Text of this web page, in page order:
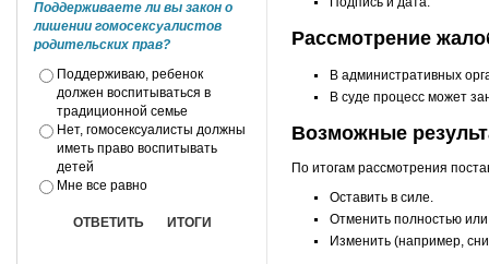
Поддерживаете ли вы закон о
лишении гомосексуалистов
родительских прав?
Поддерживаю, ребенок
должен воспитываться в
традиционной семье
Нет, гомосексуалисты должны
иметь право воспитывать
детей
Мне все равно
Рассмотрение
В административных
В суде процесс может
Возможные
По итогам рассмотрения
Оставить в силе.
Отменить полностью или
Изменить (например,